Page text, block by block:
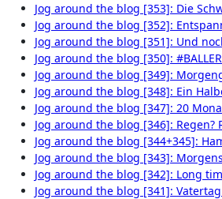
Jog around the blog [353]: Die
Jog around the blog [352]:
Jog around the blog [351]: Und
Jog around the blog [350]:
Jog around the blog [349]:
Jog around the blog [348]: Ein
Jog around the blog [347]: 20
Jog around the blog [346]: Regen?
Jog around the blog [344+345]:
Jog around the blog [343]:
Jog around the blog [342]: Long
Jog around the blog [341]: